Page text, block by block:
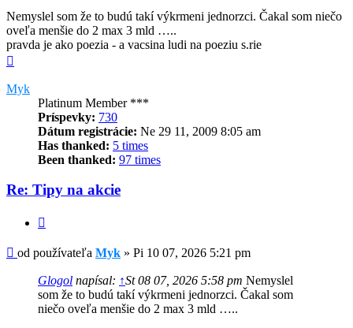
Nemyslel som že to budú takí výkrmeni jednorzci. Čakal som niečo
oveľa menšie do 2 max 3 mld …..
pravda je ako poezia - a vacsina ludi na poeziu s.rie
Myk
Platinum Member ***
Príspevky: 730
Dátum registrácie: Ne 29 11, 2009 8:05 am
Has thanked: 5 times
Been thanked: 97 times
Re: Tipy na akcie
Príspevok
od používateľa Myk » Pi 10 07, 2026 5:21 pm
Glogol napísal: ↑St 08 07, 2026 5:58 pm Nemyslel
som že to budú takí výkrmeni jednorzci. Čakal som
niečo oveľa menšie do 2 max 3 mld …..